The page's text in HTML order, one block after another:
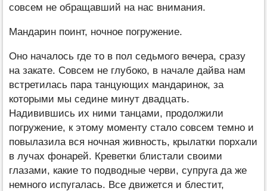
совсем не обращавший на нас внимания.
Мандарин поинт, ночное погружение.
Оно началось где то в пол седьмого вечера, сразу
на закате. Совсем не глубоко, в начале дайва нам
встретилась пара танцующих мандаринок, за
которыми мы седине минут двадцать.
Надивившись их ними танцами, продолжили
погружение, к этому моменту стало совсем темно и
повылазила вся ночная живность, крылатки порхали
в лучах фонарей. Креветки блистали своими
глазами, какие то подводные черви, супруга да же
немного испугалась. Все движется и блестит,